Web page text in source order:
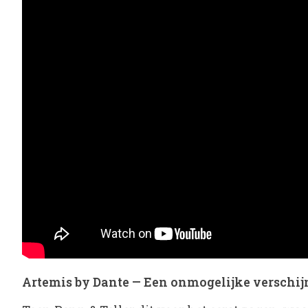
Artemis by Dante — Een onmogelijke